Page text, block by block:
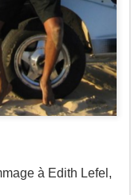
à Edith Lefel,